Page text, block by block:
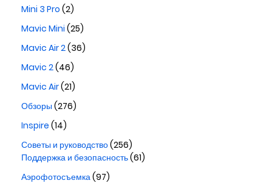
Mini 3 Pro (2)
Mavic Mini (25)
Mavic Air 2(36)
Mavic 2(46)
Mavic Air(21)
Обзоры(276)
Inspire (14)
Советы и руководство(256)
Поддержка и безопасность(61)
Аэрофотосъемка(97)